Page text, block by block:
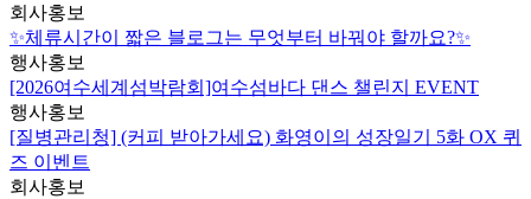
회사홍보
✨체류시간이 짧은 블로그는 무엇부터 바꿔야 할까요?✨
행사홍보
[2026여수세계섬박람회]여수섬바다 댄스 챌린지 EVENT
행사홍보
[질병관리청] (커피 받아가세요) 화영이의 성장일기 5화 OX 퀴
즈 이벤트
회사홍보